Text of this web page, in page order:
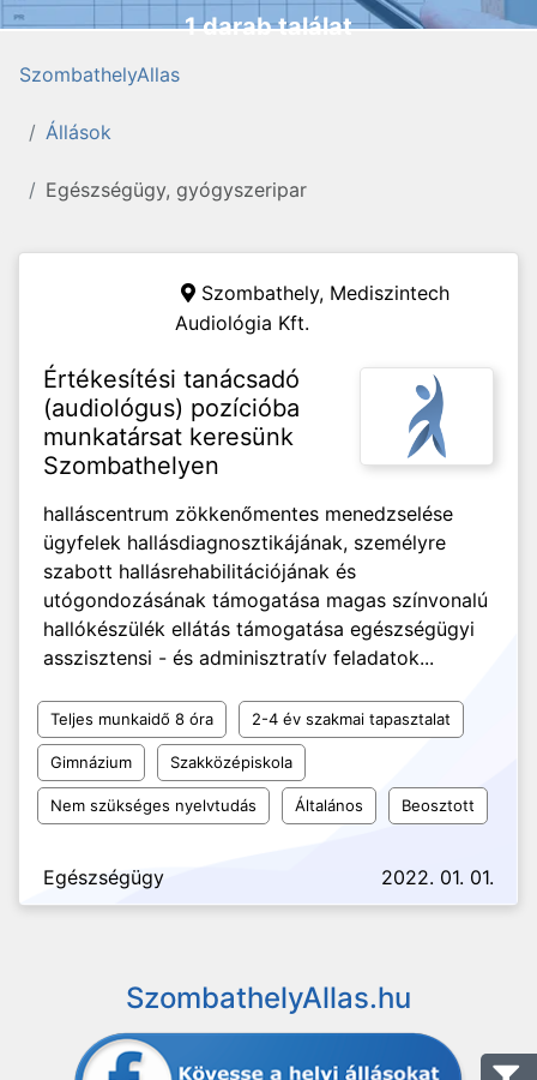
1 darab találat
SzombathelyAllas
Állások
Egészségügy, gyógyszeripar
Szombathely, Mediszintech
Audiológia Kft.
Értékesítési tanácsadó
(audiológus) pozícióba
munkatársat keresünk
Szombathelyen
halláscentrum zökkenőmentes menedzselése
ügyfelek hallásdiagnosztikájának, személyre
szabott hallásrehabilitációjának és
utógondozásának támogatása magas színvonalú
hallókészülék ellátás támogatása egészségügyi
asszisztensi - és adminisztratív feladatok...
Teljes munkaidő 8 óra 2-4 év szakmai tapasztalat
Gimnázium Szakközépiskola
Nem szükséges nyelvtudás Általános Beosztott
Egészségügy 2022. 01. 01.
SzombathelyAllas.hu